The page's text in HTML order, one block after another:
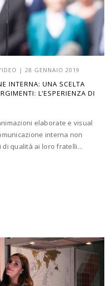
| 28 GENNAIO 2019
INTERNA: UNA SCELTA
L’ESPERIENZA DI
elaborate e visual
interna non
qualità ai loro fratelli...